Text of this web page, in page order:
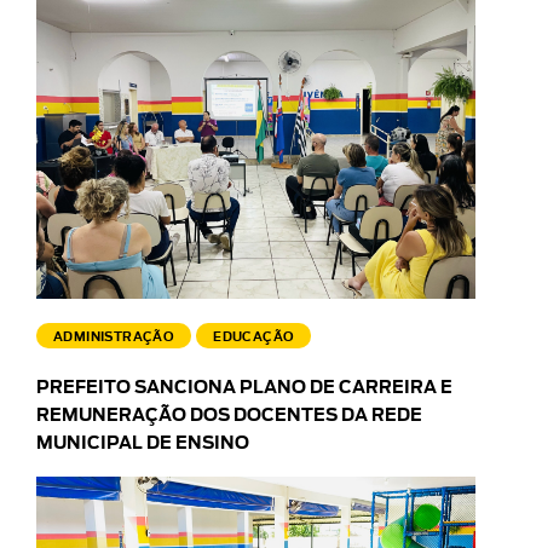
ADMINISTRAÇÃO EDUCAÇÃO
PREFEITO SANCIONA PLANO DE CARREIRA E
REMUNERAÇÃO DOS DOCENTES DA REDE
MUNICIPAL DE ENSINO